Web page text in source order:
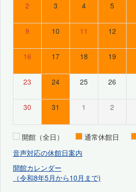
2 3 4 5
9 10 11 12
16 17 18 19
23 24 25 26
30 31 1 2
開館（全日） 通常休館日
音声対応の休館日案内
開館カレンダー
（令和8年5月から10月まで)